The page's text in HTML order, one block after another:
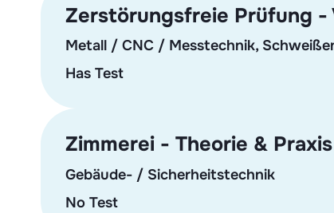
Zerstörungsfreie Prüfung -
Metall / CNC / Messtechnik,
Has Test
Zimmerei - Theorie & Praxis
Gebäude- / Sicherheitstechnik
No Test